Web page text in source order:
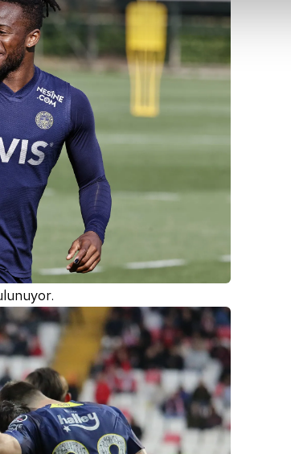
Sitemizde kendimize ve üçüncü kişilere ait
olup gerekli olan çerezler bilgi toplumu
daha işlevsel kılınması ve kişiselleştirilmesi
sınırlı olarak açık rızanız dahilinde
vasıtasıyla belirleyebilirsiniz. Çerezlere
ziyaret edebilirsiniz.
uyarınca hazırlanmış Aydınlatma Metnimizi
bilgi almak için lütfen